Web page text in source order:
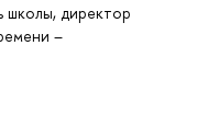
школы, директор
–